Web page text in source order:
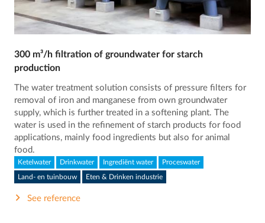
300 m³/h filtration of groundwater for starch
production
The water treatment solution consists of pressure filters for
removal of iron and manganese from own groundwater
supply, which is further treated in a softening plant. The
water is used in the refinement of starch products for food
applications, mainly food ingredients but also for animal
food.
Ketelwater Drinkwater Ingrediënt water Proceswater
Land- en tuinbouw Eten & Drinken industrie
See reference